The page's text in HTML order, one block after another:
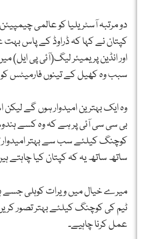
دو مرتبہ آسٹریلیا کو عالمی
کپتان نے کہا کہ ڈراوڈ کے پاس بہت
اور انڈین پریمیئر لیگ(آئی پی ایل)
سبب وہ کھیل کے تینوں فارمیٹس
وہ ایک بہترین امیدوار ہوں گے
بی سی سی آئی پر ہے کہ وہ کسے
کوچنگ کیلئے سب سے بہتر امیدوار
ساتھ ساتھ یہ کہ کپتان کیا چاہتے
میرے خیال میں ویرات کوہلی جسے
ٹیم کی کوچنگ کیلئے بہتر تصور
عمل کرنا چاہیے۔